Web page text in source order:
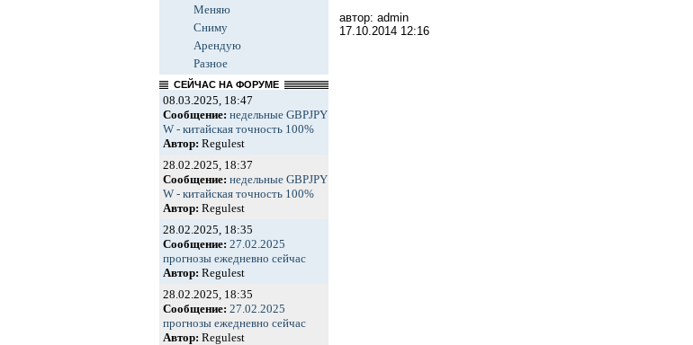
Меняю
Сниму
Арендую
Разное
СЕЙЧАС НА ФОРУМЕ
08.03.2025, 18:47
Сообщение: недельные GBPJPY
W - китайская точность 100%
Автор: Regulest
28.02.2025, 18:37
Сообщение: недельные GBPJPY
W - китайская точность 100%
Автор: Regulest
28.02.2025, 18:35
Сообщение: 27.02.2025
прогнозы ежедневно сейчас
Автор: Regulest
28.02.2025, 18:35
Сообщение: 27.02.2025
прогнозы ежедневно сейчас
Автор: Regulest
автор: admin
17.10.2014 12:16